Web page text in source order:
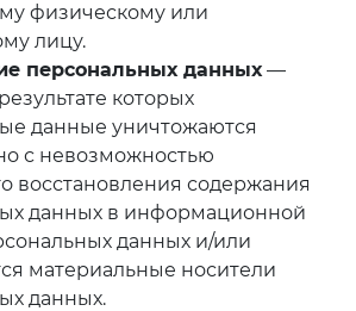
физическому или
лицу.
персональных данных—
которых
данные уничтожаются
с невозможностью
восстановления содержания
данных в информационной
данных и/или
материальные носители
данных.